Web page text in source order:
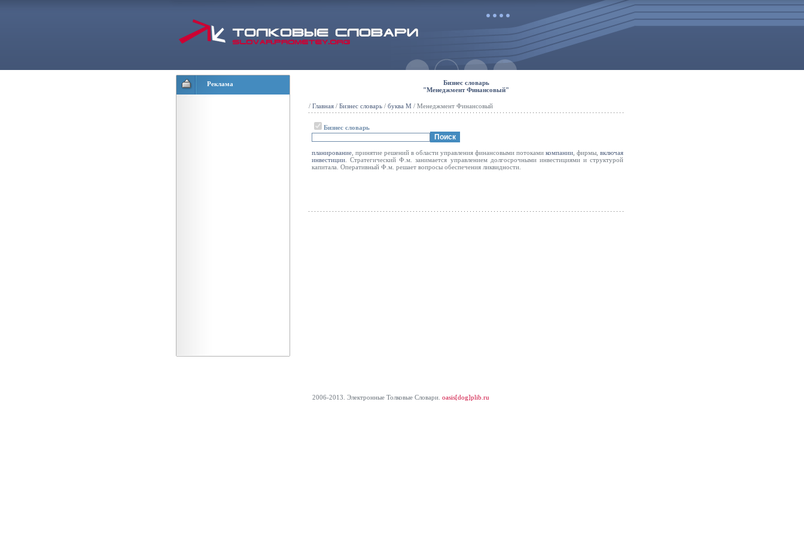
Реклама
Бизнес словарь
"Менеджмент Финансовый"
/ Главная / Бизнес словарь / буква М / Менеджмент Финансовый
Бизнес словарь
планирование , принятие решений в области управления финансовыми потоками компании , фирмы, включая
инвестиции . Стратегический Ф.м. занимается управлением долгосрочными инвестициями и структурой
капитала. Оперативный Ф.м. решает вопросы обеспечения ликвидности.
2006-2013. Электронные Толковые Cловари. oasis[dog]plib.ru